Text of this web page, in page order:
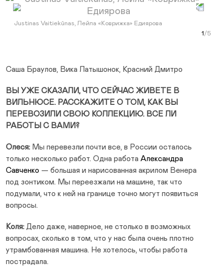
Prev Slide
Justinas Vaitiekūnas, Лейла «Коврижка» Едиярова
Саша Браулов, Вика Латышонок, Красний Дмитро
ВЫ УЖЕ СКАЗАЛИ, ЧТО СЕЙЧАС ЖИВЕТЕ В
ВИЛЬНЮСЕ. РАССКАЖИТЕ О ТОМ, КАК ВЫ
ПЕРЕВОЗИЛИ СВОЮ КОЛЛЕКЦИЮ. ВСЕ ЛИ
РАБОТЫ С ВАМИ?
Олеся: Мы перевезли почти все, в России осталось
только несколько работ. Одна работа Александра
Савченко — большая и нарисованная акрилом Венера
под зонтиком. Мы переезжали на машине, так что
подумали, что к ней на границе точно могут появиться
вопросы.
Коля: Дело даже, наверное, не столько в возможных
вопросах, сколько в том, что у нас была очень плотно
утрамбованная машина. Не хотелось, чтобы работа
пострадала.